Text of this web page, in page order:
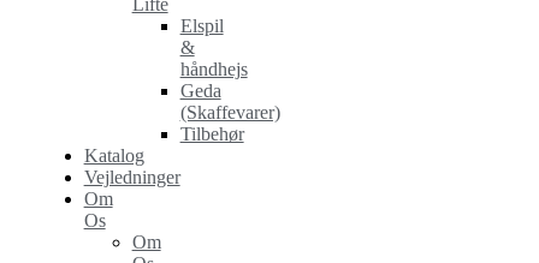
Lifte
Elspil
&
håndhejs
Geda
(Skaffevarer)
Tilbehør
Katalog
Vejledninger
Om
Os
Om